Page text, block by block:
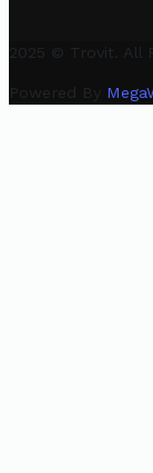
2025 © Trovit. All
Powered By